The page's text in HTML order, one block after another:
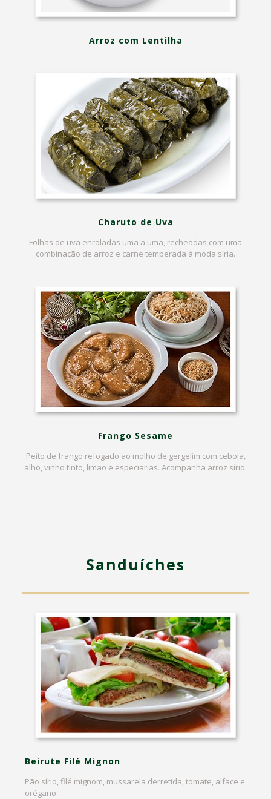
Arroz com Lentilha
Charuto de Uva
Folhas de uva enroladas uma a uma, recheadas com uma
combinação de arroz e carne temperada à moda síria.
Frango Sesame
Peito de frango refogado ao molho de gergelim com cebola,
alho, vinho tinto, limão e especiarias. Acompanha arroz sírio.
Sanduíches
Beirute Filé Mignon
Pão sírio, filé mignom, mussarela derretida, tomate, alface e
orégano.